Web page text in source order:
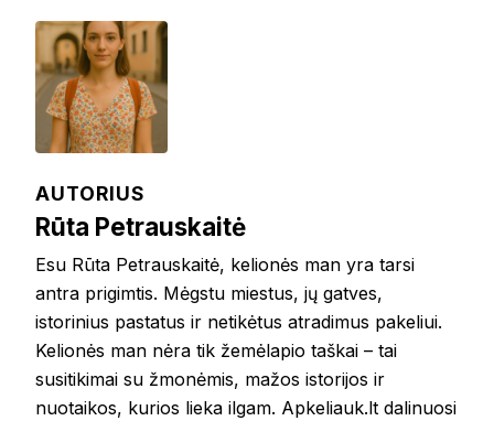
AUTORIUS
Rūta Petrauskaitė
Esu Rūta Petrauskaitė, kelionės man yra tarsi
antra prigimtis. Mėgstu miestus, jų gatves,
istorinius pastatus ir netikėtus atradimus pakeliui.
Kelionės man nėra tik žemėlapio taškai – tai
susitikimai su žmonėmis, mažos istorijos ir
nuotaikos, kurios lieka ilgam. Apkeliauk.lt dalinuosi